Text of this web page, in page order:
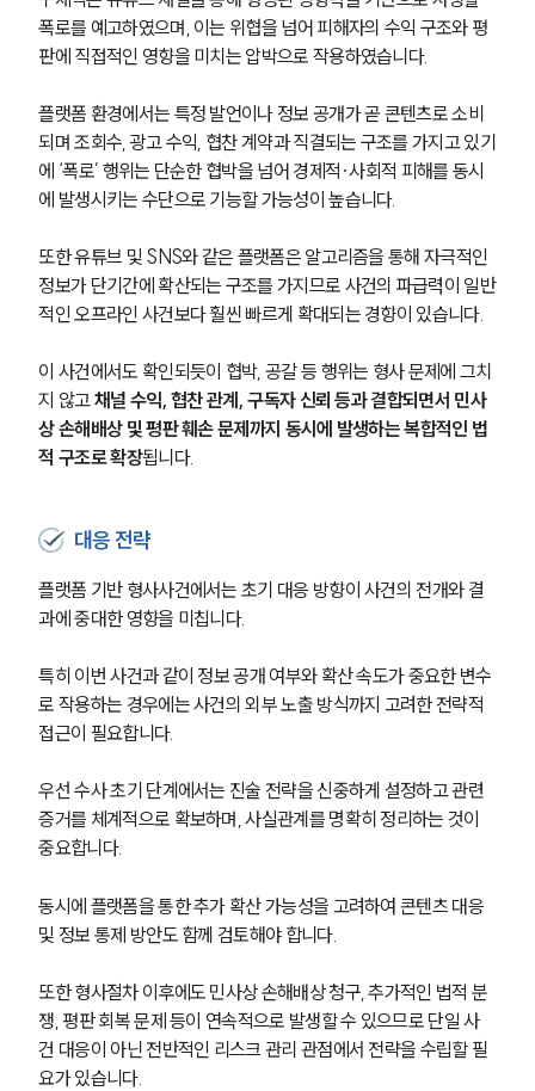
폭로를 예고하였으며, 이는 위협을 넘어 피해자의 수익 구조와 평
판에 직접적인 영향을 미치는 압박으로 작용하였습니다.
플랫폼 환경에서는 특정 발언이나 정보 공개가 곧 콘텐츠로 소비
되며 조회수, 광고 수익, 협찬 계약과 직결되는 구조를 가지고 있기
에 ‘폭로’ 행위는 단순한 협박을 넘어 경제적·사회적 피해를 동시
에 발생시키는 수단으로 기능할 가능성이 높습니다.
또한 유튜브 및 SNS와 같은 플랫폼은 알고리즘을 통해 자극적인
정보가 단기간에 확산되는 구조를 가지므로 사건의 파급력이 일반
적인 오프라인 사건보다 훨씬 빠르게 확대되는 경향이 있습니다.
이 사건에서도 확인되듯이 협박, 공갈 등 행위는 형사 문제에 그치
지 않고 채널 수익, 협찬 관계, 구독자 신뢰 등과 결합되면서 민사
상 손해배상 및 평판 훼손 문제까지 동시에 발생하는 복합적인 법
적 구조로 확장됩니다.
대응 전략
플랫폼 기반 형사사건에서는 초기 대응 방향이 사건의 전개와 결
과에 중대한 영향을 미칩니다.
특히 이번 사건과 같이 정보 공개 여부와 확산 속도가 중요한 변수
로 작용하는 경우에는 사건의 외부 노출 방식까지 고려한 전략적
접근이 필요합니다.
우선 수사 초기 단계에서는 진술 전략을 신중하게 설정하고 관련
증거를 체계적으로 확보하며, 사실관계를 명확히 정리하는 것이
중요합니다.
동시에 플랫폼을 통한 추가 확산 가능성을 고려하여 콘텐츠 대응
및 정보 통제 방안도 함께 검토해야 합니다.
또한 형사절차 이후에도 민사상 손해배상 청구, 추가적인 법적 분
쟁, 평판 회복 문제 등이 연속적으로 발생할 수 있으므로 단일 사
건 대응이 아닌 전반적인 리스크 관리 관점에서 전략을 수립할 필
요가 있습니다.